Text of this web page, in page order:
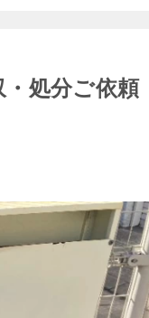
処分ご依頼